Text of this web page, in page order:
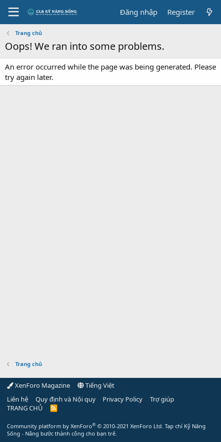
Đăng nhập Register
Trang chủ
Oops! We ran into some problems.
An error occurred while the page was being generated. Please
try again later.
Trang chủ
XenForo Magazine
Tiếng Việt
Liên hệ
Quy định và Nội quy Privacy Policy
Trợ giúp
TRANG CHỦ
R
Community platform by XenForo® © 2010-2021 XenForo Ltd. Tạp chí Kỹ Năng
Sống - Nâng bước thành công cho bạn trẻ.